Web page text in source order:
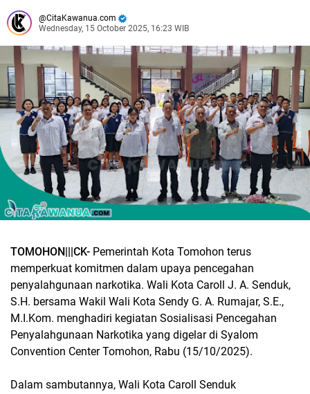
CitaKawanua.com
Wednesday, 15 October 2025, 16:23 WIB
TOMOHON|||CK- Pemerintah Kota Tomohon terus
memperkuat komitmen dalam upaya pencegahan
penyalahgunaan narkotika. Wali Kota Caroll J. A. Senduk,
S.H. bersama Wakil Wali Kota Sendy G. A. Rumajar, S.E.,
M.I.Kom. menghadiri kegiatan Sosialisasi Pencegahan
Penyalahgunaan Narkotika yang digelar di Syalom
Convention Center Tomohon, Rabu (15/10/2025).
Dalam sambutannya, Wali Kota Caroll Senduk